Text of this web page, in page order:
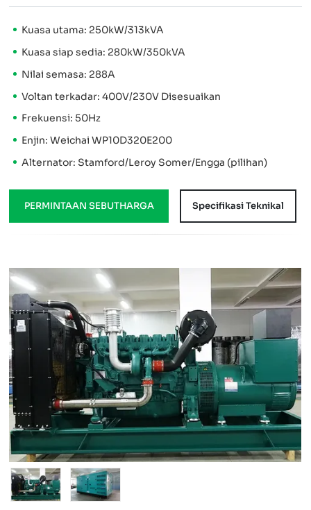
Kuasa utama: 250kW/313kVA
Kuasa siap sedia: 280kW/350kVA
Nilai semasa: 288A
Voltan terkadar: 400V/230V Disesuaikan
Frekuensi: 50Hz
Enjin: Weichai WP10D320E200
Alternator: Stamford/Leroy Somer/Engga (pilihan)
PERMINTAAN SEBUTHARGA Specifikasi Teknikal